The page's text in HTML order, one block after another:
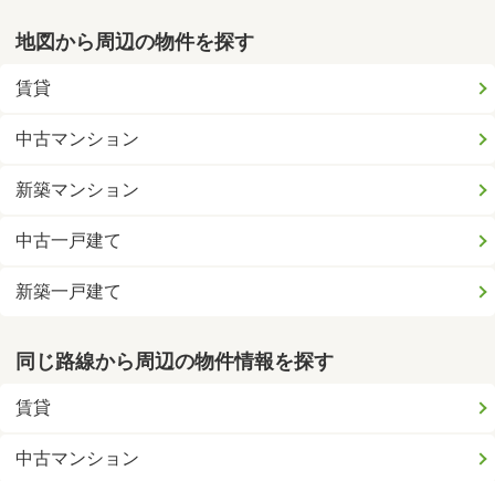
地図から周辺の物件を探す
賃貸
中古マンション
新築マンション
中古一戸建て
新築一戸建て
同じ路線から周辺の物件情報を探す
賃貸
中古マンション